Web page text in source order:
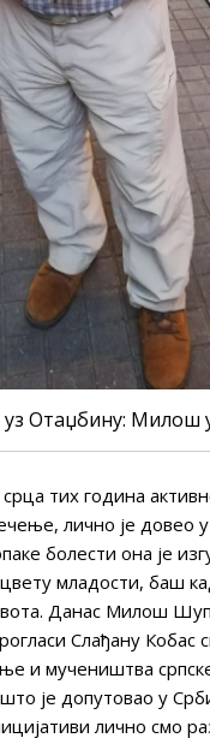
Отаџбину: Милош
тих година
лично је довео
болести она је
младости, баш
Данас Милош
Слађану Кобас
и мучеништва
је допутовао у
лично смо